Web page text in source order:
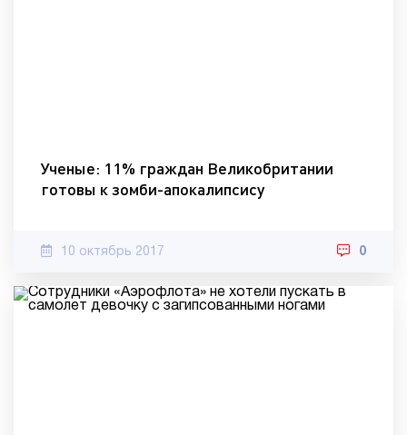
Ученые: 11% граждан Великобритании
готовы к зомби-апокалипсису
10 октябрь 2017 0